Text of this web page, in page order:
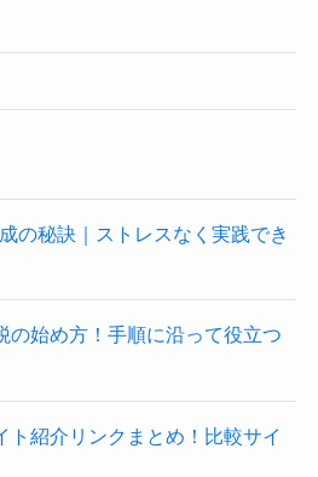
の秘訣｜ストレスなく実践でき
の始め方！手順に沿って役立つ
ト紹介リンクまとめ！比較サイ